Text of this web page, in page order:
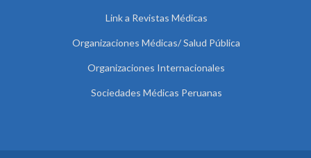
Link a Revistas Médicas
Organizaciones Médicas/ Salud Pública
Organizaciones Internacionales
Sociedades Médicas Peruanas